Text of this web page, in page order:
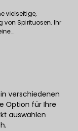
vielseitige,
von Spirituosen. Ihr
verschiedenen
Option für Ihre
auswählen